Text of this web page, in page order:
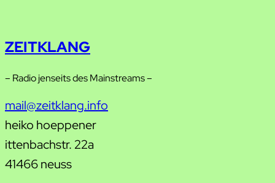
ZEITKLANG
– Radio jenseits des Mainstreams –
mail@zeitklang.info
heiko hoeppener
ittenbachstr. 22a
41466 neuss